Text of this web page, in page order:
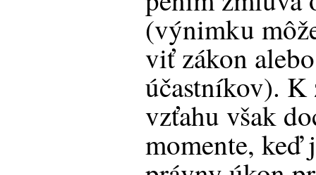
(výnimku
viť zákon
účastníkov). K
vzťahu však
momente, keď